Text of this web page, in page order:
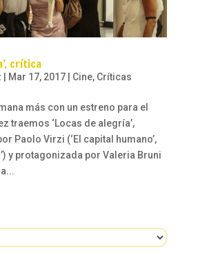
crítica
| Mar 17, 2017| Cine, Críticas
más con un estreno para el
traemos ‘Locas de alegría’,
Paolo Virzi (‘El capital humano’,
y protagonizada por Valeria Bruni